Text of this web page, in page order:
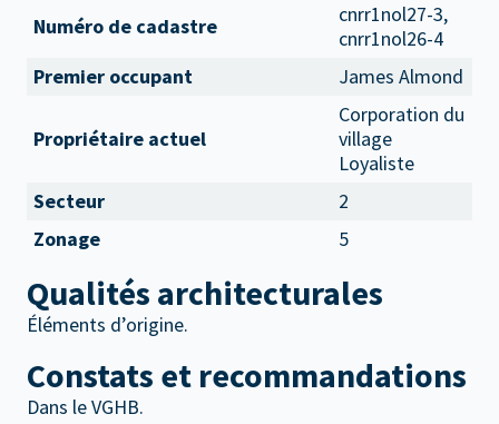
Numéro de cadastre
cnrr1nol27-3,
cnrr1nol26-4
Premier occupant
James Almond
Propriétaire actuel
Corporation du
village
Loyaliste
Secteur
2
Zonage
5
Qualités architecturales
Éléments d’origine.
Constats et recommandations
Dans le VGHB.